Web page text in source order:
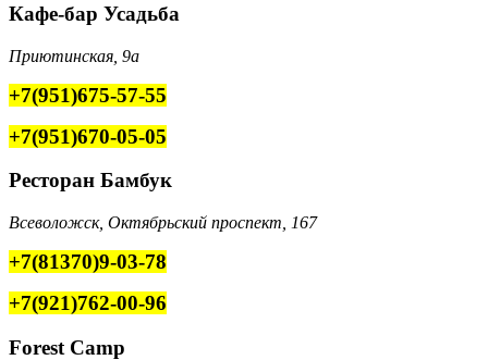
Кафе-бар Усадьба
Приютинская, 9а
+7(951)675-57-55
+7(951)670-05-05
Ресторан Бамбук
Всеволожск, Октябрьский проспект, 167
+7(81370)9-03-78
+7(921)762-00-96
Forest Camp